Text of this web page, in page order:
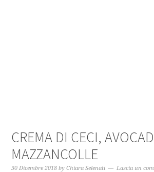
CREMA DI CECI,
MAZZANCOLLE
30 Dicembre 2018 byChiara Selenati Lascia un